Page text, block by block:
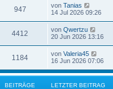
947 von Tanias
14 Jul 2026 09:26
4412 von Qwertzu
20 Jun 2026 13:16
1184 von Valeria45
16 Jun 2026 07:06
BEITRÄGE LETZTER BEITRAG